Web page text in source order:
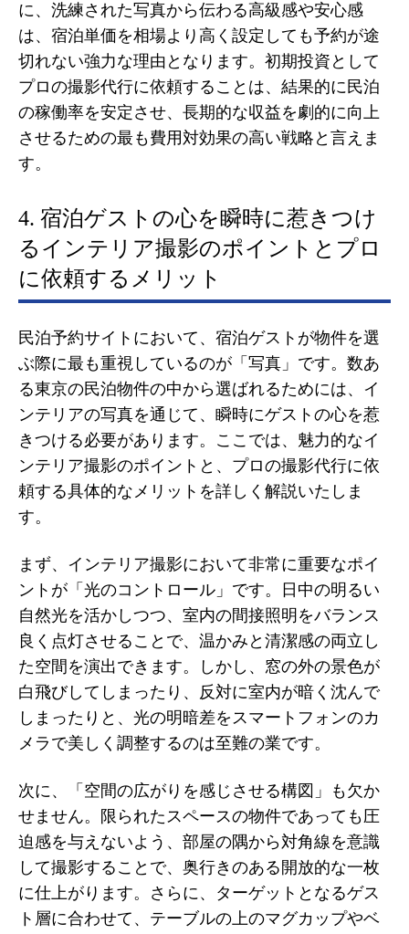
に、洗練された写真から伝わる高級感や安心感
は、宿泊単価を相場より高く設定しても予約が途
切れない強力な理由となります。初期投資として
プロの撮影代行に依頼することは、結果的に民泊
の稼働率を安定させ、長期的な収益を劇的に向上
させるための最も費用対効果の高い戦略と言えま
す。
4. 宿泊ゲストの心を瞬時に惹きつけ
るインテリア撮影のポイントとプロ
に依頼するメリット
民泊予約サイトにおいて、宿泊ゲストが物件を選
ぶ際に最も重視しているのが「写真」です。数あ
る東京の民泊物件の中から選ばれるためには、イ
ンテリアの写真を通じて、瞬時にゲストの心を惹
きつける必要があります。ここでは、魅力的なイ
ンテリア撮影のポイントと、プロの撮影代行に依
頼する具体的なメリットを詳しく解説いたしま
す。
まず、インテリア撮影において非常に重要なポイ
ントが「光のコントロール」です。日中の明るい
自然光を活かしつつ、室内の間接照明をバランス
良く点灯させることで、温かみと清潔感の両立し
た空間を演出できます。しかし、窓の外の景色が
白飛びしてしまったり、反対に室内が暗く沈んで
しまったりと、光の明暗差をスマートフォンのカ
メラで美しく調整するのは至難の業です。
次に、「空間の広がりを感じさせる構図」も欠か
せません。限られたスペースの物件であっても圧
迫感を与えないよう、部屋の隅から対角線を意識
して撮影することで、奥行きのある開放的な一枚
に仕上がります。さらに、ターゲットとなるゲス
ト層に合わせて、テーブルの上のマグカップやベ